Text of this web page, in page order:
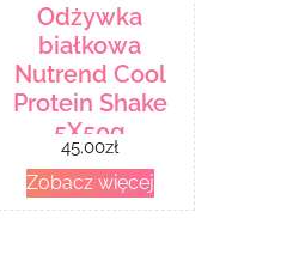
Odżywka
białkowa
Nutrend Cool
Protein Shake
5X50g
45.00zł
Zobacz więcej